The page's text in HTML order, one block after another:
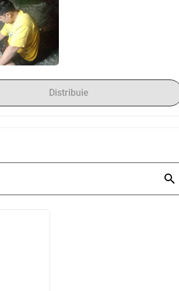
Distribuie